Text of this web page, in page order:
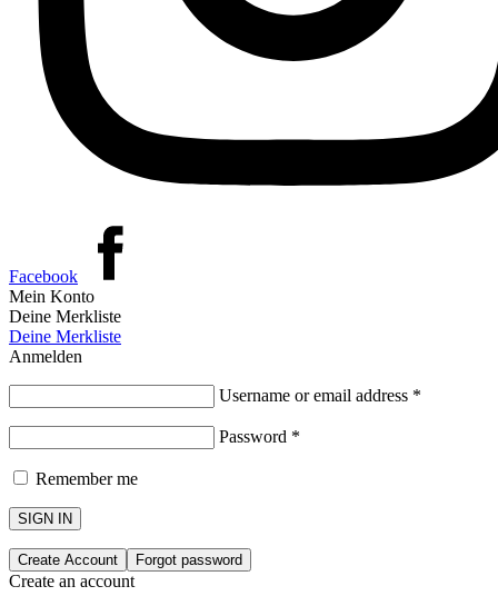
Facebook
Mein Konto
Deine Merkliste
Deine Merkliste
Anmelden
Username or email address *
Password *
Remember me
SIGN IN
Create Account Forgot password
Create an account